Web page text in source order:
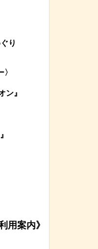
り
〉
ン』
用案内》